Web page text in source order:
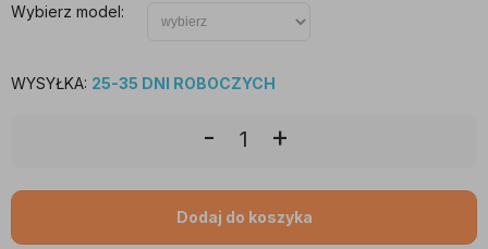
Wybierz model:
WYSYŁKA: 25-35 DNI ROBOCZYCH
- +
Dodaj do koszyka